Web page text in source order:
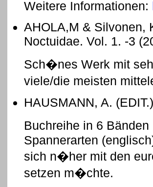
Weitere Informationen:
AHOLA,M & Silvonen,
Noctuidae. Vol. 1. -3
Sch�nes Werk mit
viele/die meisten
HAUSMANN, A.
Buchreihe in 6
Spannerarten
sich n�her mit den
setzen m�chte.